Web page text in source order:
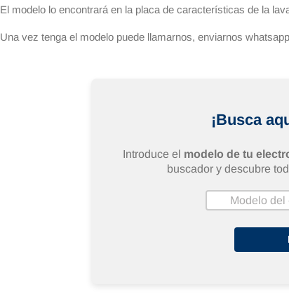
El modelo lo encontrará en la placa de características de la
Una vez tenga el modelo puede llamarnos, enviarnos
¡Busca
Introduce el modelo de tu
buscador y descubre